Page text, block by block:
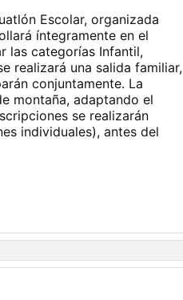
Escolar, organizada
íntegramente en el
las categorías Infantil,
realizará una salida familiar,
conjuntamente. La
montaña, adaptando el
se realizarán
individuales), antes del